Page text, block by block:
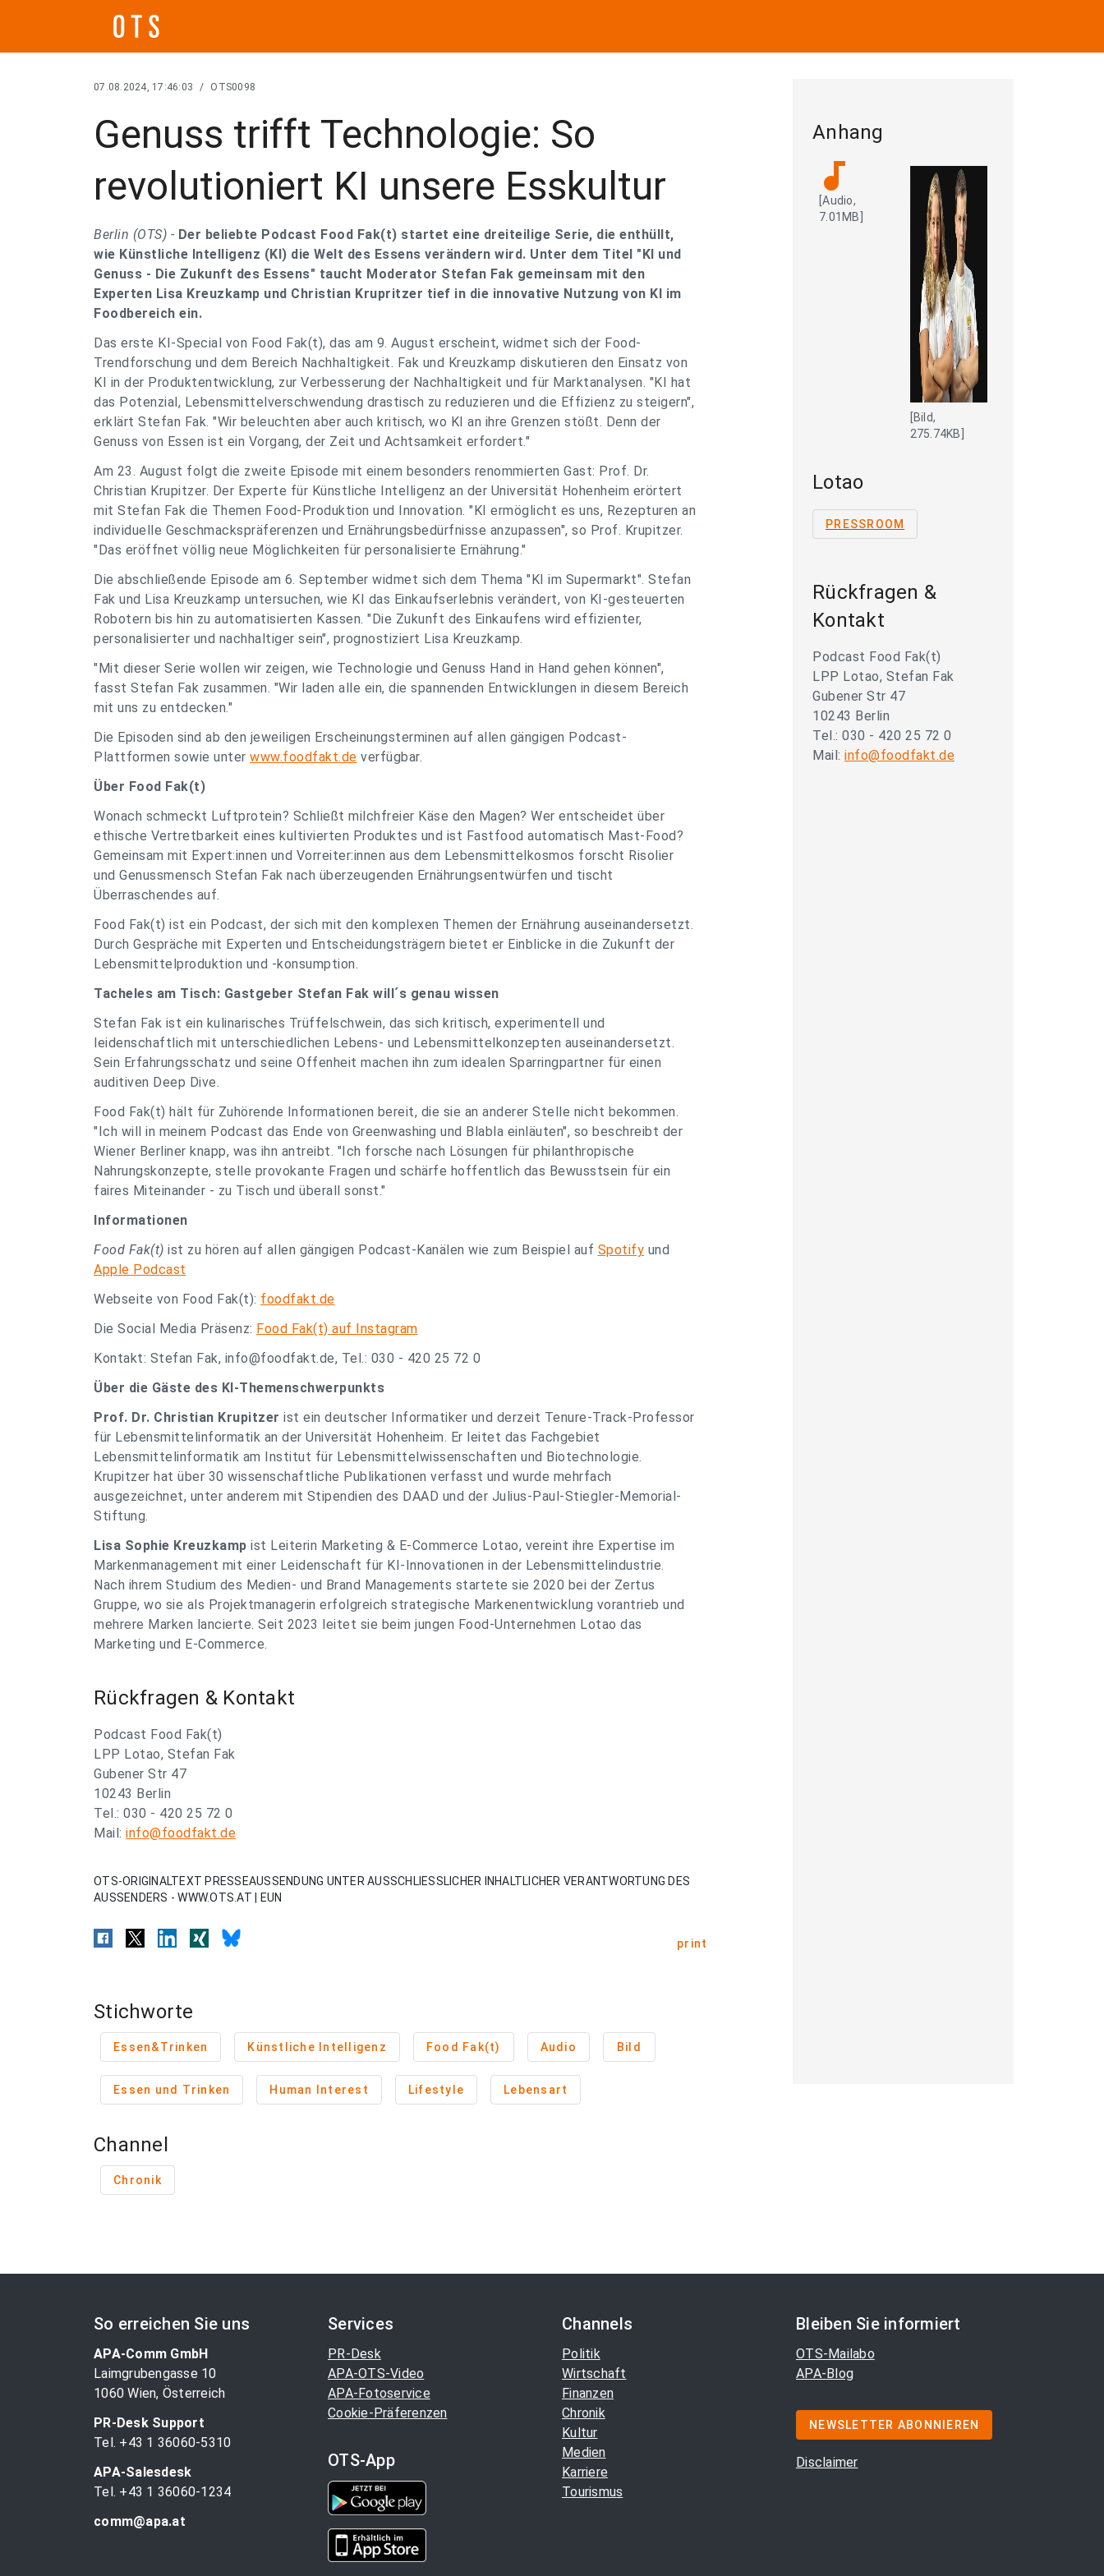
07.08.2024, 17:46:03 / OTS0098
Genuss trifft Technologie: So
revolutioniert KI unsere Esskultur
Berlin (OTS) - Der beliebte Podcast Food Fak(t) startet eine dreiteilige Serie, die enthüllt,
wie Künstliche Intelligenz (KI) die Welt des Essens verändern wird. Unter dem Titel "KI und
Genuss - Die Zukunft des Essens" taucht Moderator Stefan Fak gemeinsam mit den
Experten Lisa Kreuzkamp und Christian Krupritzer tief in die innovative Nutzung von KI im
Foodbereich ein.
Das erste KI-Special von Food Fak(t), das am 9. August erscheint, widmet sich der Food-
Trendforschung und dem Bereich Nachhaltigkeit. Fak und Kreuzkamp diskutieren den Einsatz von
KI in der Produktentwicklung, zur Verbesserung der Nachhaltigkeit und für Marktanalysen. "KI hat
das Potenzial, Lebensmittelverschwendung drastisch zu reduzieren und die Effizienz zu steigern",
erklärt Stefan Fak. "Wir beleuchten aber auch kritisch, wo KI an ihre Grenzen stößt. Denn der
Genuss von Essen ist ein Vorgang, der Zeit und Achtsamkeit erfordert."
Am 23. August folgt die zweite Episode mit einem besonders renommierten Gast: Prof. Dr.
Christian Krupitzer. Der Experte für Künstliche Intelligenz an der Universität Hohenheim erörtert
mit Stefan Fak die Themen Food-Produktion und Innovation. "KI ermöglicht es uns, Rezepturen an
individuelle Geschmackspräferenzen und Ernährungsbedürfnisse anzupassen", so Prof. Krupitzer.
"Das eröffnet völlig neue Möglichkeiten für personalisierte Ernährung."
Die abschließende Episode am 6. September widmet sich dem Thema "KI im Supermarkt". Stefan
Fak und Lisa Kreuzkamp untersuchen, wie KI das Einkaufserlebnis verändert, von KI-gesteuerten
Robotern bis hin zu automatisierten Kassen. "Die Zukunft des Einkaufens wird effizienter,
personalisierter und nachhaltiger sein", prognostiziert Lisa Kreuzkamp.
"Mit dieser Serie wollen wir zeigen, wie Technologie und Genuss Hand in Hand gehen können",
fasst Stefan Fak zusammen. "Wir laden alle ein, die spannenden Entwicklungen in diesem Bereich
mit uns zu entdecken."
Die Episoden sind ab den jeweiligen Erscheinungsterminen auf allen gängigen Podcast-
Plattformen sowie unter www.foodfakt.de verfügbar.
Über Food Fak(t)
Wonach schmeckt Luftprotein? Schließt milchfreier Käse den Magen? Wer entscheidet über
ethische Vertretbarkeit eines kultivierten Produktes und ist Fastfood automatisch Mast-Food?
Gemeinsam mit Expert:innen und Vorreiter:innen aus dem Lebensmittelkosmos forscht Risolier
und Genussmensch Stefan Fak nach überzeugenden Ernährungsentwürfen und tischt
Überraschendes auf.
Food Fak(t) ist ein Podcast, der sich mit den komplexen Themen der Ernährung auseinandersetzt.
Durch Gespräche mit Experten und Entscheidungsträgern bietet er Einblicke in die Zukunft der
Lebensmittelproduktion und -konsumption.
Tacheles am Tisch: Gastgeber Stefan Fak will´s genau wissen
Stefan Fak ist ein kulinarisches Trüffelschwein, das sich kritisch, experimentell und
leidenschaftlich mit unterschiedlichen Lebens- und Lebensmittelkonzepten auseinandersetzt.
Sein Erfahrungsschatz und seine Offenheit machen ihn zum idealen Sparringpartner für einen
auditiven Deep Dive.
Food Fak(t) hält für Zuhörende Informationen bereit, die sie an anderer Stelle nicht bekommen.
"Ich will in meinem Podcast das Ende von Greenwashing und Blabla einläuten", so beschreibt der
Wiener Berliner knapp, was ihn antreibt. "Ich forsche nach Lösungen für philanthropische
Nahrungskonzepte, stelle provokante Fragen und schärfe hoffentlich das Bewusstsein für ein
faires Miteinander - zu Tisch und überall sonst."
Informationen
Food Fak(t) ist zu hören auf allen gängigen Podcast-Kanälen wie zum Beispiel auf Spotify und
Apple Podcast
Webseite von Food Fak(t): foodfakt.de
Die Social Media Präsenz: Food Fak(t) auf Instagram
Kontakt: Stefan Fak, info@foodfakt.de, Tel.: 030 - 420 25 72 0
Über die Gäste des KI-Themenschwerpunkts
Prof. Dr. Christian Krupitzer ist ein deutscher Informatiker und derzeit Tenure-Track-Professor
für Lebensmittelinformatik an der Universität Hohenheim. Er leitet das Fachgebiet
Lebensmittelinformatik am Institut für Lebensmittelwissenschaften und Biotechnologie.
Krupitzer hat über 30 wissenschaftliche Publikationen verfasst und wurde mehrfach
ausgezeichnet, unter anderem mit Stipendien des DAAD und der Julius-Paul-Stiegler-Memorial-
Stiftung.
Lisa Sophie Kreuzkamp ist Leiterin Marketing & E-Commerce Lotao, vereint ihre Expertise im
Markenmanagement mit einer Leidenschaft für KI-Innovationen in der Lebensmittelindustrie.
Nach ihrem Studium des Medien- und Brand Managements startete sie 2020 bei der Zertus
Gruppe, wo sie als Projektmanagerin erfolgreich strategische Markenentwicklung vorantrieb und
mehrere Marken lancierte. Seit 2023 leitet sie beim jungen Food-Unternehmen Lotao das
Marketing und E-Commerce.
Rückfragen & Kontakt
Podcast Food Fak(t)
LPP Lotao, Stefan Fak
Gubener Str 47
10243 Berlin
Tel.: 030 - 420 25 72 0
Mail: info@foodfakt.de
OTS-ORIGINALTEXT PRESSEAUSSENDUNG UNTER AUSSCHLIESSLICHER INHALTLICHER VERANTWORTUNG DES
AUSSENDERS - WWW.OTS.AT | EUN
print
Stichworte
Essen&Trinken Künstliche Intelligenz Food Fak(t) Audio Bild
Essen und Trinken Human Interest Lifestyle Lebensart
Channel
Chronik
Anhang
audiotrack
[Audio,
7.01MB]
[Bild,
275.74KB]
Lotao
PRESSROOM
Rückfragen &
Kontakt
Podcast Food Fak(t)
LPP Lotao, Stefan Fak
Gubener Str 47
10243 Berlin
Tel.: 030 - 420 25 72 0
Mail: info@foodfakt.de
So erreichen Sie uns
APA-Comm GmbH
Laimgrubengasse 10
1060 Wien, Österreich
PR-Desk Support
Tel. +43 1 36060-5310
APA-Salesdesk
Tel. +43 1 36060-1234
comm@apa.at
Services
PR-Desk
APA-OTS-Video
APA-Fotoservice
Cookie-Präferenzen
OTS-App
Channels
Politik
Wirtschaft
Finanzen
Chronik
Kultur
Medien
Karriere
Tourismus
Bleiben Sie informiert
OTS-Mailabo
APA-Blog
NEWSLETTER ABONNIEREN
Disclaimer